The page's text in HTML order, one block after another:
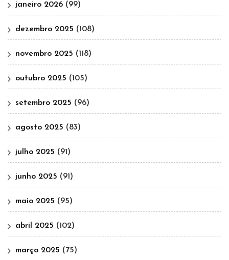
janeiro 2026 (99)
dezembro 2025 (108)
novembro 2025 (118)
outubro 2025 (105)
setembro 2025 (96)
agosto 2025 (83)
julho 2025 (91)
junho 2025 (91)
maio 2025 (95)
abril 2025 (102)
março 2025 (75)